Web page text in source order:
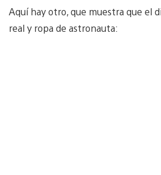
Aquí hay otro, que muestra que el
real y ropa de astronauta: